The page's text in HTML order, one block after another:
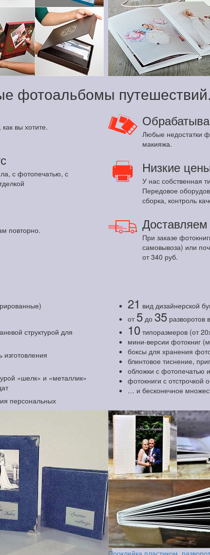
фотоальбомы
вы хотите.
Любые недостатки
макияжа.
с фотопечатью, с
Низкие
У нас собственная
Передовое
сборка, контроль
повторно.
При заказе
самовывоза) или
от 340 руб.
структурой для
«шелк» и «металлик»
персональных
21 вид дизайнерской
от 5 до 35 разворотов
10 типоразмеров (от
мини-версии фотокниг
боксы для хранения
блинтовое тиснение,
обложки с фотопечатью
фотокниги с отстрочкой
… и бесконечное
Проклейка пластиком,